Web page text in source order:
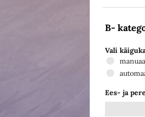
B-
Vali
Ees- ja